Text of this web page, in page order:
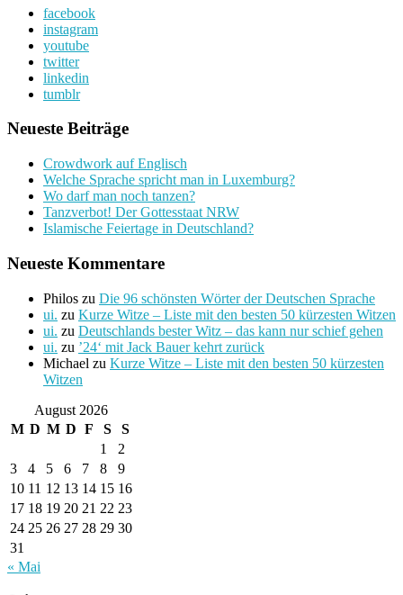
facebook
instagram
youtube
twitter
linkedin
tumblr
Neueste Beiträge
Crowdwork auf Englisch
Welche Sprache spricht man in Luxemburg?
Wo darf man noch tanzen?
Tanzverbot! Der Gottesstaat NRW
Islamische Feiertage in Deutschland?
Neueste Kommentare
Philos zu Die 96 schönsten Wörter der Deutschen Sprache
ui. zu Kurze Witze – Liste mit den besten 50 kürzesten Witzen
ui. zu Deutschlands bester Witz – das kann nur schief gehen
ui. zu ’24‘ mit Jack Bauer kehrt zurück
Michael zu Kurze Witze – Liste mit den besten 50 kürzesten
Witzen
August 2026
M D M D F S
S
1
2
3
4 5 6 7 8
9
10 11 12 13 14 15 16
17 18 19 20 21 22 23
24 25 26 27 28 29 30
31
« Mai